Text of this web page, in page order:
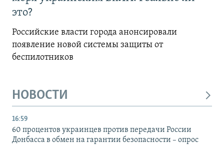
это?
Российские власти города анонсировали
появление новой системы защиты от
беспилотников
НОВОСТИ
16:59
60 процентов украинцев против передачи России
Донбасса в обмен на гарантии безопасности – опрос